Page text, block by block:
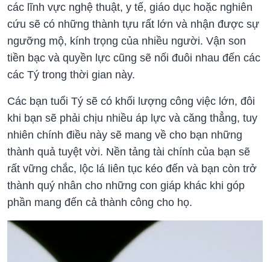
các lĩnh vực nghệ thuật, y tế, giáo dục hoặc nghiên
cứu sẽ có những thành tựu rất lớn và nhận được sự
ngưỡng mộ, kính trọng của nhiều người. Vận son
tiền bạc và quyền lực cũng sẽ nối đuôi nhau đến các
các Tý trong thời gian này.
Các bạn tuổi Tý sẽ có khối lượng công việc lớn, đôi
khi bạn sẽ phải chịu nhiều áp lực và căng thẳng, tuy
nhiên chính điều này sẽ mang về cho bạn những
thành quả tuyệt vời. Nền tảng tài chính của bạn sẽ
rất vững chắc, lộc lá liên tục kéo đến và bạn còn trở
thành quý nhân cho những con giáp khác khi góp
phần mang đến cả thành công cho họ.